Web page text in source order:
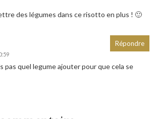
des légumes dans ce risotto en plus ! 🙂
pas quel legume ajouter pour que cela se
Répondre